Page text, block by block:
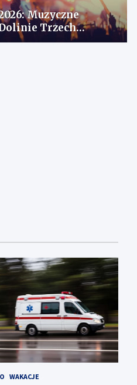
Muzyczne
Trzech
WAKACJE